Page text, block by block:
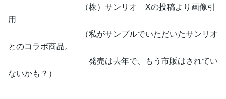
（株）サンリオ Xの投稿より画像引
用
（私がサンプルでいただいたサンリオ
とのコラボ商品。
発売は去年で、もう市販はされてい
ないかも？）